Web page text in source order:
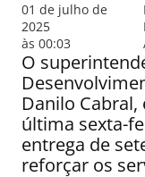
01 de julho de
2025
às 00:03
O
Danilo Cabral,
última sexta-
entrega de
reforçar os